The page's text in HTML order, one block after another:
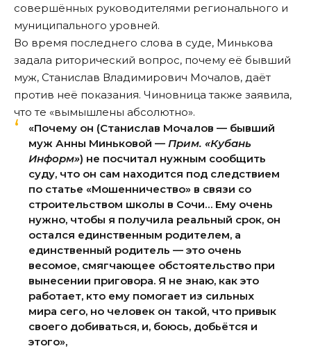
совершённых руководителями регионального и
муниципального уровней.
Во время последнего слова в суде, Минькова
задала риторический вопрос, почему её бывший
муж, Станислав Владимирович Мочалов, даёт
против неё показания. Чиновница также заявила,
что те «вымышлены абсолютно».
«Почему он (Станислав Мочалов — бывший
муж Анны Миньковой — Прим. «Кубань
Информ») не посчитал нужным сообщить
суду, что он сам находится под следствием
по статье «Мошенничество» в связи со
строительством школы в Сочи… Ему очень
нужно, чтобы я получила реальный срок, он
остался единственным родителем, а
единственный родитель — это очень
весомое, смягчающее обстоятельство при
вынесении приговора. Я не знаю, как это
работает, кто ему помогает из сильных
мира сего, но человек он такой, что привык
своего добиваться, и, боюсь, добьётся и
этого»,